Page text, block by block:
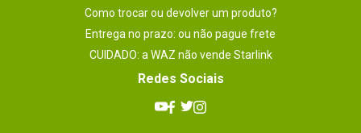
Como trocar ou devolver um produto?
Entrega no prazo: ou não pague frete
CUIDADO: a WAZ não vende Starlink
Redes Sociais